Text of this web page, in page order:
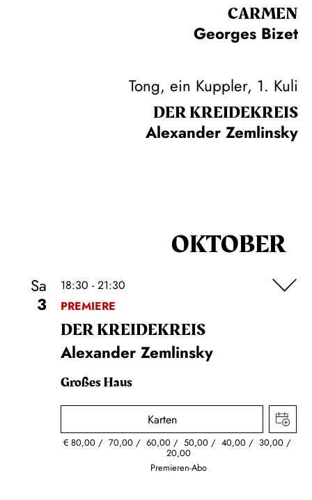
CARMEN
Georges Bizet
Tong, ein Kuppler, 1. Kuli
DER KREIDE­KREIS
Alexander Zemlinsky
OKTOBER
Sa
3
18:30 - 21:30
PREMIERE
DER KREIDE­KREIS
Alexander Zemlinsky
Großes Haus
Karten
€80,00 70,00 60,00 50,00 40,00 30,00
20,00
Premieren-Abo